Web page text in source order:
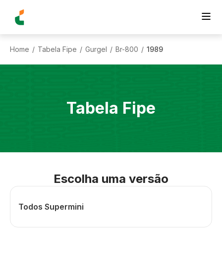
Home / Tabela Fipe / Gurgel / Br-800 / 1989
Tabela Fipe
Escolha uma versão
Todos Supermini